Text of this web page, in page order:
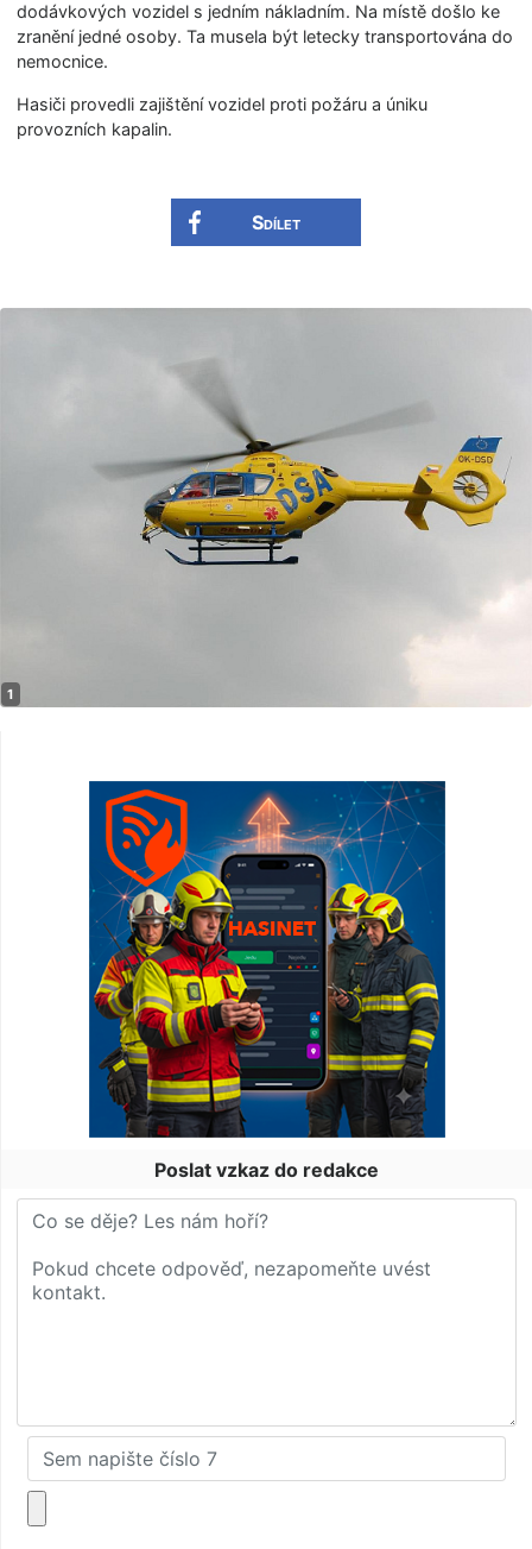
dodávkových vozidel s jedním nákladním. Na místě došlo ke
zranění jedné osoby. Ta musela být letecky transportována do
nemocnice.
Hasiči provedli zajištění vozidel proti požáru a úniku
provozních kapalin.
Sdílet
Poslat vzkaz do redakce